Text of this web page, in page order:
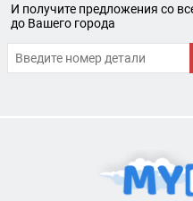
И получите предложения со
до Вашего города